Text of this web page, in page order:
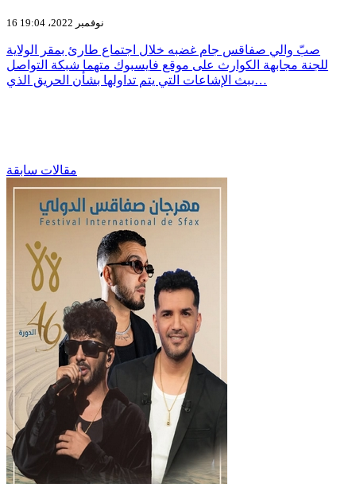
16 نوفمبر 2022، 19:04
صبّ والي صفاقس جام غضبه خلال اجتماع طارئ بمقر الولاية
للجنة مجابهة الكوارث على موقع فايسبوك متهما شبكة التواصل
ببث الإشاعات التي يتم تداولها بشأن الحريق الذي…
مقالات سابقة